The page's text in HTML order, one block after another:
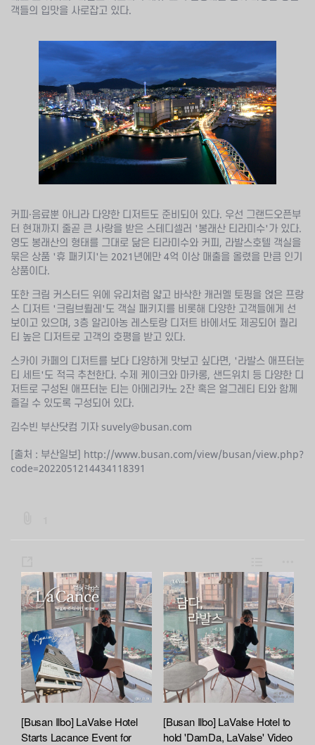
객들의 입맛을 사로잡고 있다.
커피·음료뿐 아니라 다양한 디저트도 준비되어 있다. 우선 그랜드오픈부
터 현재까지 줄곧 큰 사랑을 받은 스테디셀러 '봉래산 티라미수'가 있다.
영도 봉래산의 형태를 그대로 닮은 티라미수와 커피, 라발스호텔 객실을
묶은 상품 '휴 패키지'는 2021년에만 4억 이상 매출을 올렸을 만큼 인기
상품이다.
또한 크림 커스터드 위에 유리처럼 얇고 바삭한 캐러멜 토핑을 얹은 프랑
스 디저트 '크림브륄레'도 객실 패키지를 비롯해 다양한 고객들에게 선
보이고 있으며, 3층 알리아농 레스토랑 디저트 바에서도 제공되어 퀄리
티 높은 디저트로 고객의 호평을 받고 있다.
스카이 카페의 디저트를 보다 다양하게 맛보고 싶다면, '라발스 애프터눈
티 세트'도 적극 추천한다. 수제 케이크와 마카롱, 샌드위치 등 다양한 디
저트로 구성된 애프터눈 티는 아메리카노 2잔 혹은 얼그레티 티와 함께
즐길 수 있도록 구성되어 있다.
김수빈 부산닷컴 기자 suvely@busan.com
[출처 : 부산일보] http://www.busan.com/view/busan/view.php?
code=2022051214434118391
r
d
:
:
f
i
l
e
A
t
t
h
a
e
i
s
t
[Busan Ilbo] LaValse Hotel
Starts Lacance Event for
[Busan Ilbo] LaValse Hotel to
hold 'DamDa, LaValse' Video